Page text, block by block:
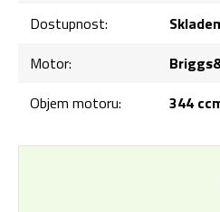
Dostupnost:
Motor:
Objem motoru:
344